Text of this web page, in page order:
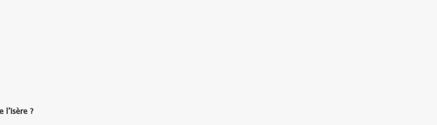
l’Isère ?